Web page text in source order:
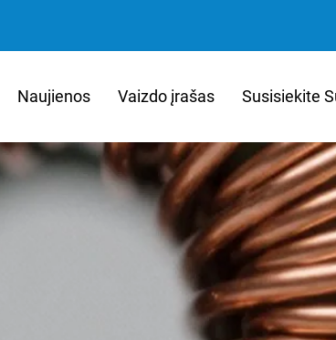
Naujienos Vaizdo įrašas Susisiekite